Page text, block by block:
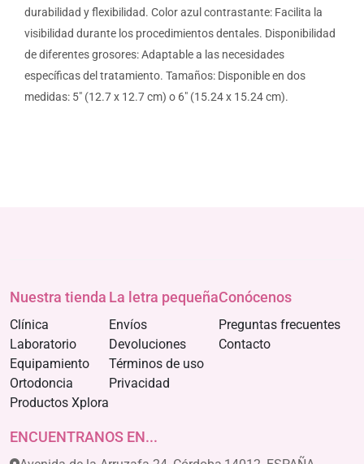
durabilidad y flexibilidad. Color azul contrastante: Facilita la
visibilidad durante los procedimientos dentales. Disponibilidad
de diferentes grosores: Adaptable a las necesidades
específicas del tratamiento. Tamaños: Disponible en dos
medidas: 5" (12.7 x 12.7 cm) o 6" (15.24 x 15.24 cm).
Nuestra tienda
Clínica
Laboratorio
Equipamiento
Ortodoncia
Productos Xplora
La letra pequeña
Envíos
Devoluciones
Términos de uso
Privacidad
Conócenos
Preguntas frecuentes
Contacto
ENCUENTRANOS EN...